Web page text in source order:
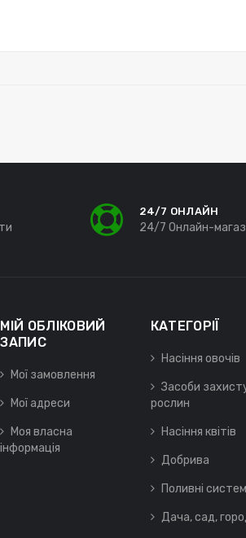
24/7 ОНЛАЙН
24/7 Онлайн-
МІЙ ОБЛІКОВИЙ
ЗАПИС
Мої замовлення
Мої адреси
Моя власна
інформація
КАТЕГОРІЇ
Насіння овочів
Засоби
рослин
Насіння квітів
Добрива
Поливні
Дача, сад,